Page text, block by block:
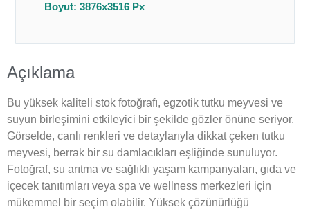
Boyut: 3876x3516 Px
Açıklama
Bu yüksek kaliteli stok fotoğrafı, egzotik tutku meyvesi ve
suyun birleşimini etkileyici bir şekilde gözler önüne seriyor.
Görselde, canlı renkleri ve detaylarıyla dikkat çeken tutku
meyvesi, berrak bir su damlacıkları eşliğinde sunuluyor.
Fotoğraf, su arıtma ve sağlıklı yaşam kampanyaları, gıda ve
içecek tanıtımları veya spa ve wellness merkezleri için
mükemmel bir seçim olabilir. Yüksek çözünürlüğü